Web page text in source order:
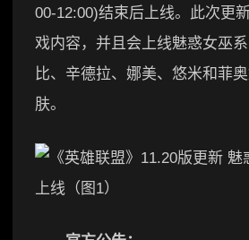
00-12:00)结束后上线。此次更
戏内容，并且会上线魅惑女巫
比、辛德拉、娜美、悠米和菲
肤。